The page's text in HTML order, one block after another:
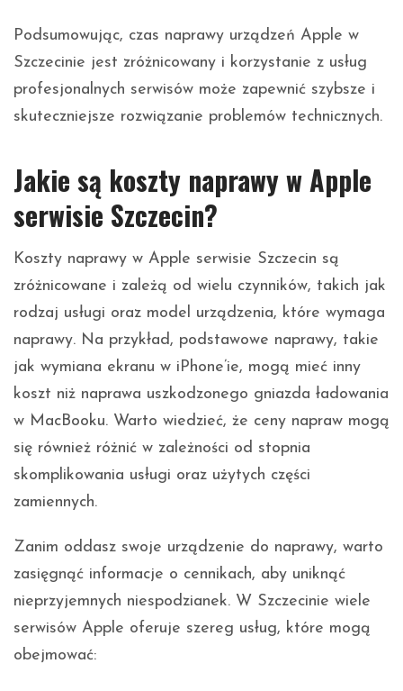
Podsumowując, czas naprawy urządzeń Apple w
Szczecinie jest zróżnicowany i korzystanie z usług
profesjonalnych serwisów może zapewnić szybsze i
skuteczniejsze rozwiązanie problemów technicznych.
Jakie są koszty naprawy w Apple
serwisie Szczecin?
Koszty naprawy w Apple serwisie Szczecin są
zróżnicowane i zależą od wielu czynników, takich jak
rodzaj usługi oraz model urządzenia, które wymaga
naprawy. Na przykład, podstawowe naprawy, takie
jak wymiana ekranu w iPhone’ie, mogą mieć inny
koszt niż naprawa uszkodzonego gniazda ładowania
w MacBooku. Warto wiedzieć, że ceny napraw mogą
się również różnić w zależności od stopnia
skomplikowania usługi oraz użytych części
zamiennych.
Zanim oddasz swoje urządzenie do naprawy, warto
zasięgnąć informacje o cennikach, aby uniknąć
nieprzyjemnych niespodzianek. W Szczecinie wiele
serwisów Apple oferuje szereg usług, które mogą
obejmować: